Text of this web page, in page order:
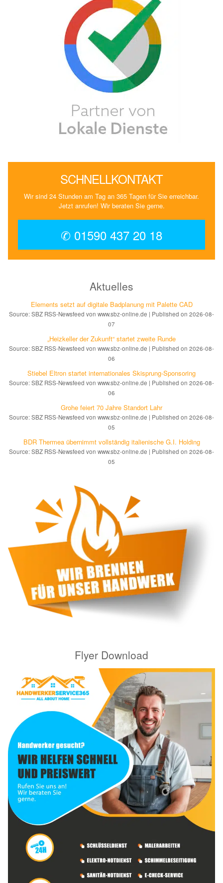
SCHNELLKONTAKT
Wir sind 24 Stunden am Tag an 365 Tagen für Sie erreichbar.
Jetzt anrufen! Wir beraten Sie gerne.
✆ 01590 437 20 18
Aktuelles
Elements setzt auf di­gi­ta­le Bad­pla­nung mit Palette CAD
Source: SBZ RSS-Newsfeed von www.sbz-online.de
Published on 2026-08-
07
„Heizkeller der Zu­kunft“ star­tet zwei­te Run­de
Source: SBZ RSS-Newsfeed von www.sbz-online.de
Published on 2026-08-
06
Stiebel Eltron startet internatio­nales Ski­sprung-Spon­soring
Source: SBZ RSS-Newsfeed von www.sbz-online.de
Published on 2026-08-
06
Grohe feiert 70 Jahre Standort Lahr
Source: SBZ RSS-Newsfeed von www.sbz-online.de
Published on 2026-08-
05
BDR Thermea übernimmt vollständig italienische G.I. Holding
Source: SBZ RSS-Newsfeed von www.sbz-online.de
Published on 2026-08-
05
Flyer Download